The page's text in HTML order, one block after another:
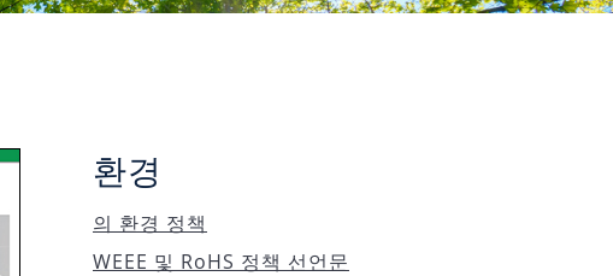
환경
의 환경 정책
WEEE 및 RoHS 정책 선언문